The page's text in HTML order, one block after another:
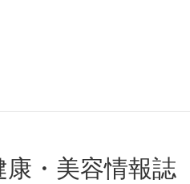
康・美容情報誌